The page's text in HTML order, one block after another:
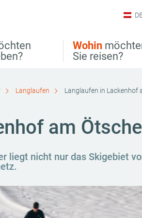
Wohin
Sie reisen?
Langlaufen Langlaufen in Lackenhof
am
liegt nicht nur das Skigebiet